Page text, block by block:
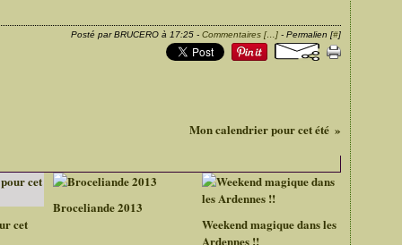
Posté par BRUCERO à 17:25 - Commentaires [… ] - Permalien [#]
Mon calendrier pour cet été
cet
Broceliande 2013
Weekend magique dans les
Ardennes !!